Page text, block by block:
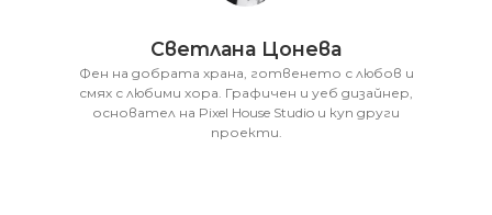
Светлана Цонева
Фен на добрата храна, готвенето с любов и
смях с любими хора. Графичен и уеб дизайнер,
основател на Pixel House Studio и куп други
проекти.